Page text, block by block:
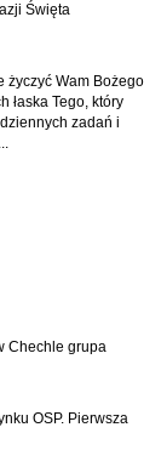
Święta
życzyć Wam Bożego
łaska Tego, który
zadań i
Chechle grupa
OSP. Pierwsza